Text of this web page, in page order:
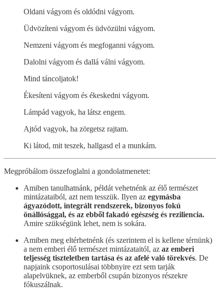
Oldani vágyom és oldódni vágyom.
Üdvözíteni vágyom és üdvözülni vágyom.
Nemzeni vágyom és megfoganni vágyom.
Dalolni vágyom és dallá válni vágyom.
Mind táncoljatok!
Ékesíteni vágyom és ékeskedni vágyom.
Lámpád vagyok, ha látsz engem.
Ajtód vagyok, ha zörgetsz rajtam.
Ki látod, mit teszek, hallgasd el a munkám.
Megpróbálom összefoglalni a gondolatmenetet:
Amiben tanulhatnánk, példát vehetnénk az élő természet
mintázataiból, azt nem tesszük. Ilyen az egymásba
ágyazódott, integrált rendszerek, bizonyos fokú
önállósággal, és az ebből fakadó egészség és reziliencia.
Amire szükségünk lehet, nem is sokára.
Amiben meg eltérhetnénk (és szerintem el is kellene térnünk)
a nem emberi élő természet mintázataitól, az az emberi
teljesség tiszteletben tartása és az afelé való törekvés. De
napjaink csoportosulásai többnyire ezt sem tarják
alapelvüknek, az emberből csupán bizonyos részekre
fókuszálnak.